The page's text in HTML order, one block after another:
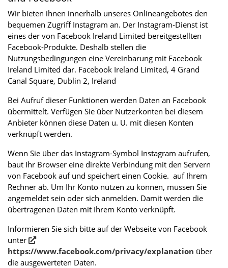
Wir bieten ihnen innerhalb unseres Onlineangebotes den
bequemen Zugriff Instagram an. Der Instagram-Dienst ist
eines der von Facebook Ireland Limited bereitgestellten
Facebook-Produkte. Deshalb stellen die
Nutzungsbedingungen eine Vereinbarung mit Facebook
Ireland Limited dar. Facebook Ireland Limited, 4 Grand
Canal Square, Dublin 2, Ireland
Bei Aufruf dieser Funktionen werden Daten an Facebook
übermittelt. Verfügen Sie über Nutzerkonten bei diesem
Anbieter können diese Daten u. U. mit diesen Konten
verknüpft werden.
Wenn Sie über das Instagram-Symbol Instagram aufrufen,
baut Ihr Browser eine direkte Verbindung mit den Servern
von Facebook auf und speichert einen Cookie. auf Ihrem
Rechner ab. Um Ihr Konto nutzen zu können, müssen Sie
angemeldet sein oder sich anmelden. Damit werden die
übertragenen Daten mit Ihrem Konto verknüpft.
Informieren Sie sich bitte auf der Webseite von Facebook
unter
https://www.facebook.com/privacy/explanation über
die ausgewerteten Daten.